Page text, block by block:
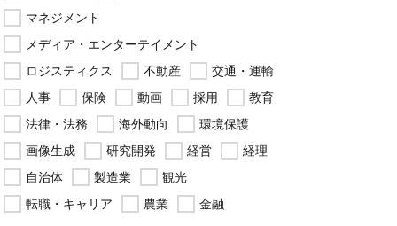
マネジメント
メディア・エンターテイメント
ロジスティクス
不動産
交通・運輸
人事
保険 動画 採用
教育
法律・法務
海外動向
環境保護
画像生成
研究開発 経営
経理
自治体
製造業
観光
転職・キャリア
農業 金融